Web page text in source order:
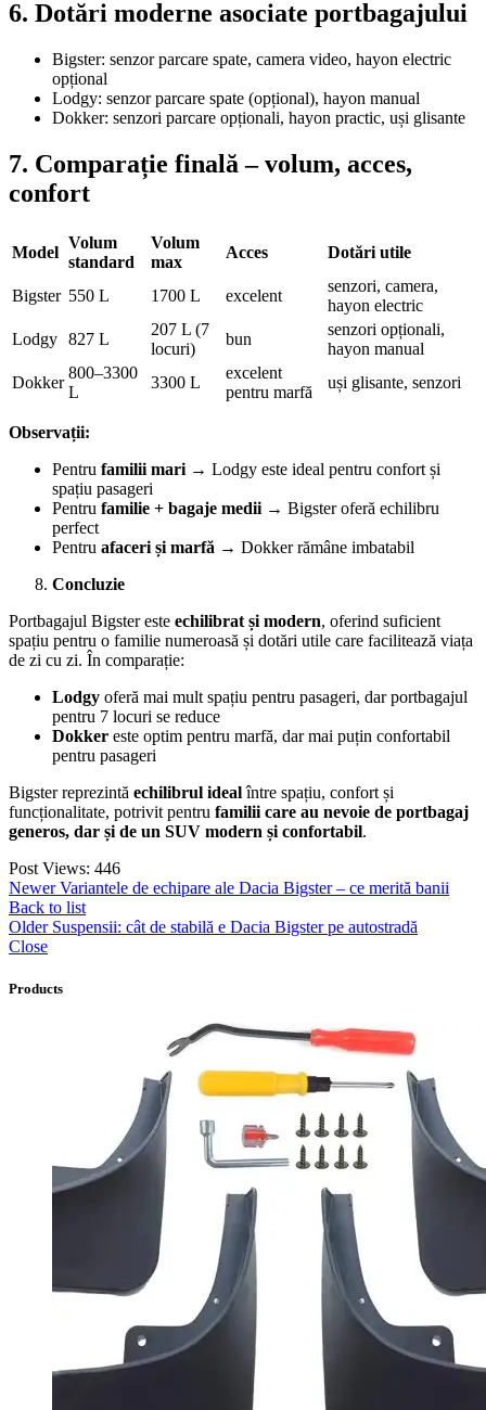
6. Dotări moderne asociate portbagajului
Bigster: senzor parcare spate, camera video, hayon electric
opțional
Lodgy: senzor parcare spate (opțional), hayon manual
Dokker: senzori parcare opționali, hayon practic, uși glisante
7. Comparație finală – volum, acces,
confort
Model
Volum
standard
Volum
max
Acces Dotări utile
Bigster 550 L 1700 L excelent
senzori, camera,
hayon electric
Lodgy 827 L
207 L (7
locuri)
bun
senzori opționali,
hayon manual
Dokker
800–3300
L
3300 L
excelent
pentru marfă
uși glisante, senzori
Observații:
Pentru familii mari → Lodgy este ideal pentru confort și
spațiu pasageri
Pentru familie + bagaje medii → Bigster oferă echilibru
perfect
Pentru afaceri și marfă → Dokker rămâne imbatabil
Concluzie
Portbagajul Bigster este echilibrat și modern, oferind suficient
spațiu pentru o familie numeroasă și dotări utile care facilitează viața
de zi cu zi. În comparație:
Lodgy oferă mai mult spațiu pentru pasageri, dar portbagajul
pentru 7 locuri se reduce
Dokker este optim pentru marfă, dar mai puțin confortabil
pentru pasageri
Bigster reprezintă echilibrul idealîntre spațiu, confort și
funcționalitate, potrivit pentru familii care au nevoie de portbagaj
generos, dar și de un SUV modern și confortabil.
Post Views: 446
Newer Variantele de echipare ale Dacia Bigster – ce merită banii
Back to list
Older Suspensii: cât de stabilă e Dacia Bigster pe autostradă
Close
Products